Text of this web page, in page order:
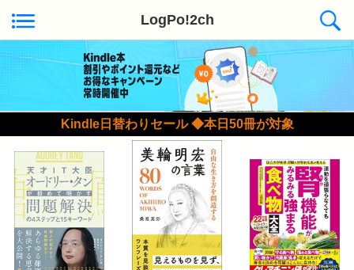
LogPo!2ch
Kindle日替わりセール ◆本日50冊が対象